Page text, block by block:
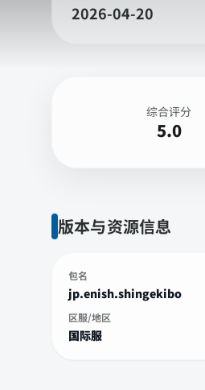
2026-04-20
综合评分
5.0
版本与资源信息
包名
jp.enish.shingekibo
区服/地区
国际服